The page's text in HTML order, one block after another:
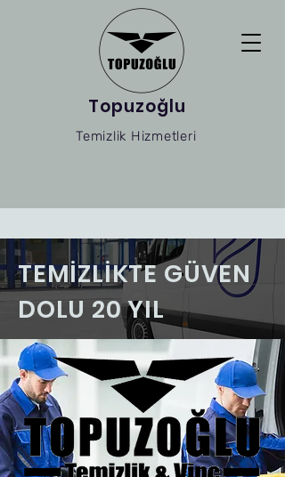
Topuzoğlu
Temizlik Hizmetleri
TEMİZLİKTE GÜVEN
DOLU 20 YIL